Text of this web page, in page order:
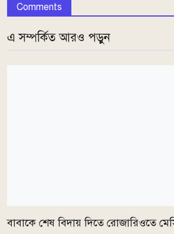
Comments
এ সম্পর্কিত আরও পড়ুন
বাবাকে শেষ বিদায় দিতে রোজারিওতে